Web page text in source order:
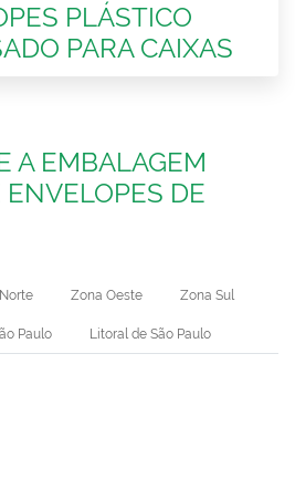
PLÁSTICO
PARA CAIXAS
A EMBALAGEM
DE
Zona Oeste Zona Sul
Paulo Litoral de São Paulo